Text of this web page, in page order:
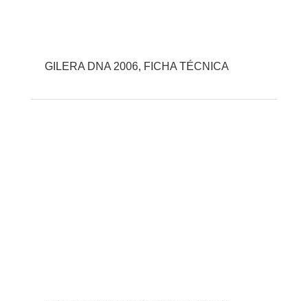
GILERA DNA 2006, FICHA TÉCNICA